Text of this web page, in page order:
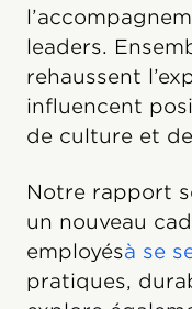
leaders.
rehaussent
influencent
de culture et
Notre rapport
un nouveau
employésà se
pratiques,